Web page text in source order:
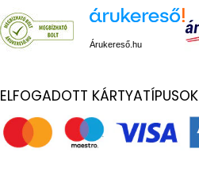
Árukereső.hu
ELFOGADOTT KÁRTYATÍPUSOK